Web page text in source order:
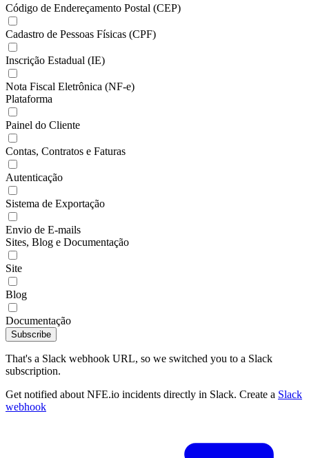
Código de Endereçamento Postal (CEP)
Cadastro de Pessoas Físicas (CPF)
Inscrição Estadual (IE)
Nota Fiscal Eletrônica (NF-e)
Plataforma
Painel do Cliente
Contas, Contratos e Faturas
Autenticação
Sistema de Exportação
Envio de E-mails
Sites, Blog e Documentação
Site
Blog
Documentação
Subscribe
That's a Slack webhook URL, so we switched you to a Slack
subscription.
Get notified about NFE.io incidents directly in Slack. Create a Slack
webhook